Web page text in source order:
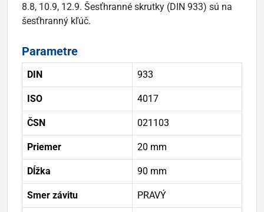
8.8, 10.9, 12.9. Šesťhranné skrutky (DIN 933) sú na
šesťhranný kľúč.
Parametre
DIN 933
ISO 4017
ČSN 021103
Priemer 20 mm
Dĺžka 90 mm
Smer závitu PRAVÝ